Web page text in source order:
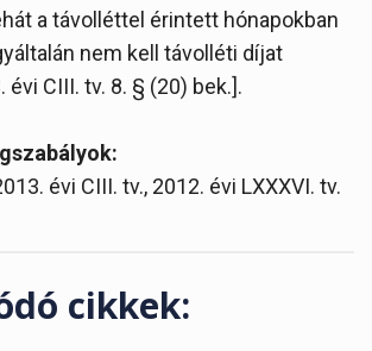
a távolléttel érintett hónapokban
nem kell távolléti díjat
CIII. tv. 8. § (20) bek.].
évi CIII. tv., 2012. évi LXXXVI. tv.
cikkek: